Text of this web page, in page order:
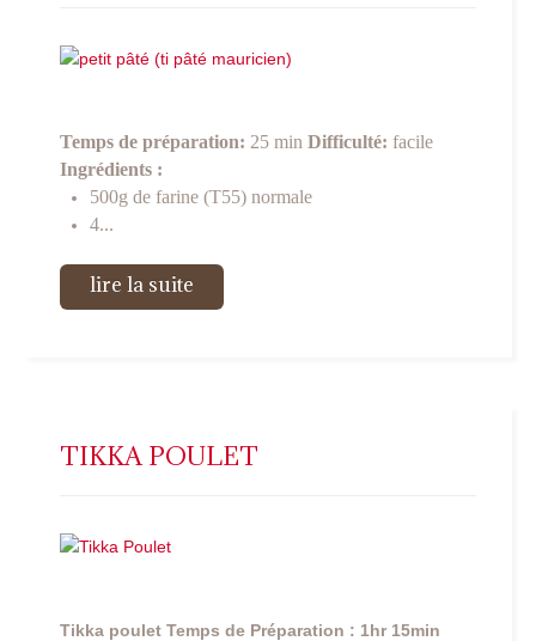
Temps de préparation: 25 min Difficulté: facile
Ingrédients :
500g de farine (T55) normale
4...
lire la suite
TIKKA POULET
Tikka poulet Temps de Préparation : 1hr 15min